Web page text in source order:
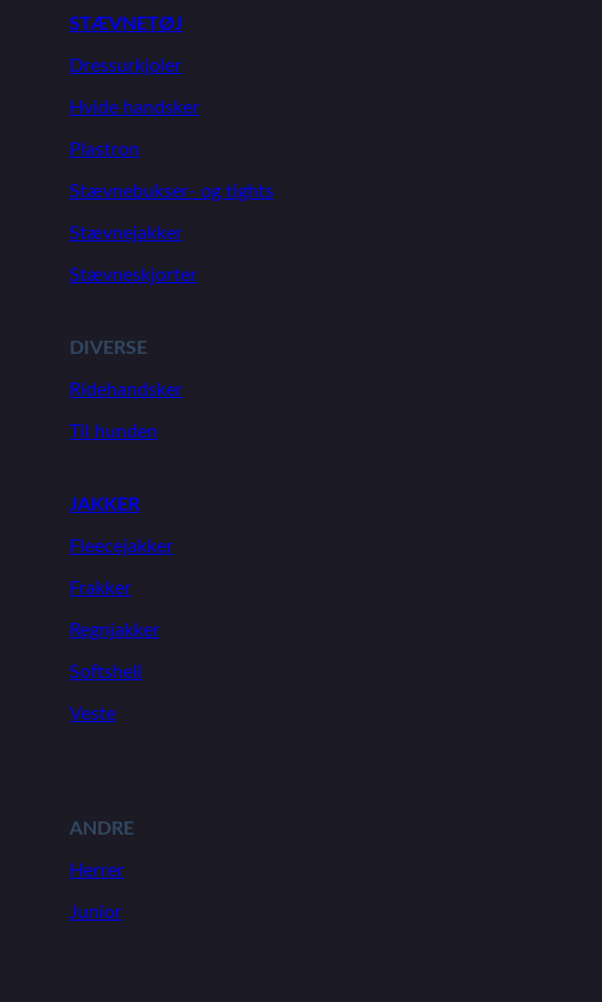
STÆVNETØJ
Dressurkjoler
Hvide handsker
Plastron
Stævnebukser- og tights
Stævnejakker
Stævneskjorter
DIVERSE
Ridehandsker
Til hunden
JAKKER
Fleecejakker
Frakker
Regnjakker
Softshell
Veste
ANDRE
Herrer
Junior